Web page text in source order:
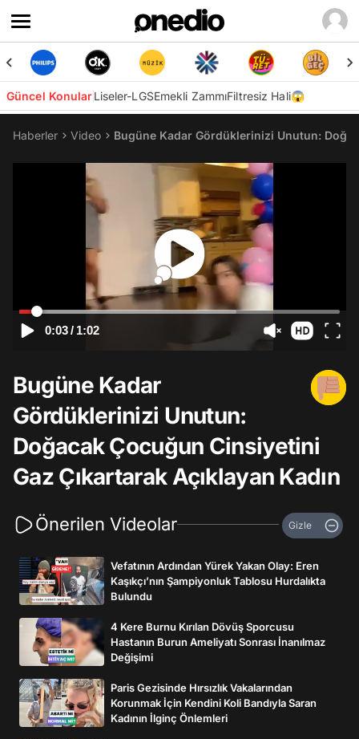
Güncel KonularLiseler-LGSEmekli ZammıFiltresiz Hali😱
Haberler Video Bugüne Kadar Gördüklerinizi Unutun:
0:03/ 1:02
Bugüne Kadar
Gördüklerinizi Unutun:
Doğacak Çocuğun Cinsiyetini
Gaz Çıkartarak Açıklayan Kadın
Önerilen Videolar Gizle
Vefatının Ardından Yürek Yakan Olay: Eren
Kaşıkçı’nın Şampiyonluk Tablosu Hurdalıkta
Bulundu
4 Kere Burnu Kırılan Dövüş Sporcusu
Hastanın Burun Ameliyatı Sonrası İnanılmaz
Değişimi
Paris Gezisinde Hırsızlık Vakalarından
Korunmak İçin Kendini Koli Bandıyla Saran
Kadının İlginç Önlemleri